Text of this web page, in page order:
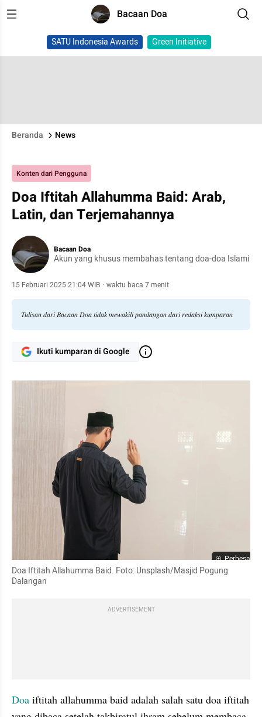
Bacaan Doa
SATU Indonesia Awards Green Initiative
Beranda News
Konten dari Pengguna
Doa Iftitah Allahumma Baid: Arab,
Latin, dan Terjemahannya
Bacaan Doa
Akun yang khusus membahas tentang doa-doa Islami
15 Februari 2025 21:04 WIB · waktu baca 7 menit
Tulisan dari Bacaan Doa tidak mewakili pandangan dari redaksi kumparan
Ikuti kumparan di Google
Perbesar
Doa Iftitah Allahumma Baid. Foto: Unsplash/Masjid Pogung
Dalangan
ADVERTISEMENT
Doa iftitah allahumma baid adalah salah satu doa iftitah